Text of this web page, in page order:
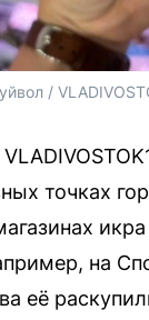
/
точках
на
её